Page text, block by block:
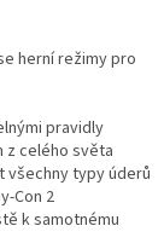
herní režimy pro
pravidly
z celého světa
všechny typy úderů
Con 2
k samotnému